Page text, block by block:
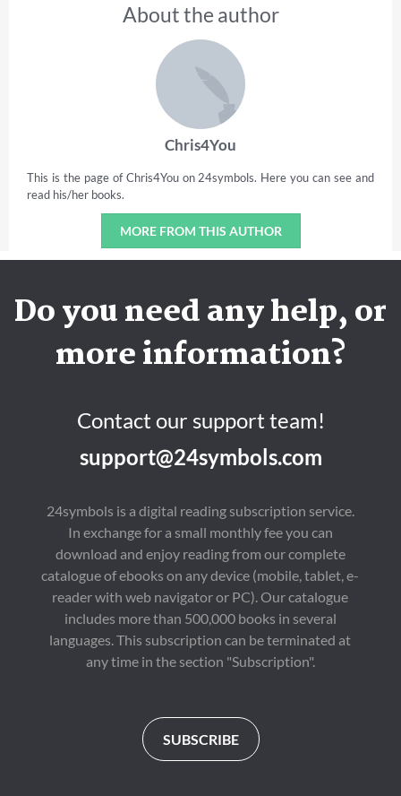
About the author
Chris4You
This is the page of Chris4You on 24symbols. Here you can see and
read his/her books.
MORE FROM THIS AUTHOR
Do you need any help, or
more information?
Contact our support team!
support@24symbols.com
24symbols is a digital reading subscription service.
In exchange for a small monthly fee you can
download and enjoy reading from our complete
catalogue of ebooks on any device (mobile, tablet, e-
reader with web navigator or PC). Our catalogue
includes more than 500,000 books in several
languages. This subscription can be terminated at
any time in the section "Subscription".
SUBSCRIBE